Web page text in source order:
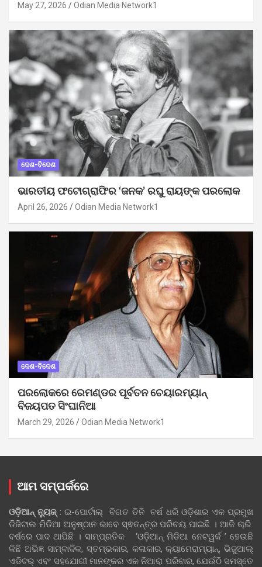
May 27, 2026 Odian Media Network1
ଦେଶ-ବିଦେଶ
ଭାରତୀୟ ଫଟୋଗ୍ରାଫିର ‘ଜନକ’ ରଘୁ ରାୟଙ୍କ ପରଲୋକ
April 26, 2026 Odian Media Network1
ଦେଶ-ବିଦେଶ
ପରଲୋକରେ ରେମଣ୍ଡର ପୂର୍ବତନ ଚେୟାରମ୍ୟାନ୍
ବିଜୟପତ ସିଂଘାନିଆ
March 29, 2026 Odian Media Network1
ଆମ ସମ୍ପର୍କରେ
ଓଡ଼ିଆନ୍‍ ନ୍ୟୁଜ୍‍: ଇ-ପୋର୍ଟାଲ୍ ବିଗତ ତିନି ବର୍ଷ ଧରି ଓଡ଼ିଶାର ଏକ ପ୍ରମୁଖ
ଡିଜିଟାଲ ମିଡିଆ ଅନୁଷ୍ଠାନ ଭାବେ ସ୍ଵତନ୍ତ୍ର ପରିଚୟ ପାଇଛି । ଆଜି ଚାରି
ବର୍ଷରେ ପାଦ ଥାପିଛି । ସାମ୍ପ୍ରତିକ ‘ଓଡ଼ିଆନ୍‍ ମିଡିଆ ନେଟୱର୍କ ’ ହେଉଛି
କିଛି ଅଭିଜ୍ଞ ସାମ୍ବାଦିକ, ସ୍ତମ୍ଭକାର, କଳାକାର, କ୍ୟାମେରାମ୍ୟାନ୍, ଭିଜୁଆଲ୍
ଏଡିଟର୍ ଏବଂ ସହଯୋଗୀ ମାନଙ୍କର ଏକ ନିଆରା ପରିବାର, ଯେଉଁଠି ସମସ୍ତେ